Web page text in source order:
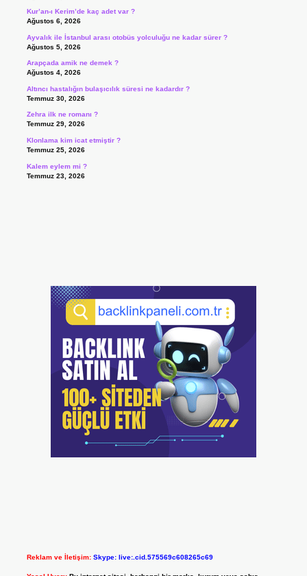
Kur’an-ı Kerim’de kaç adet var ?
Ağustos 6, 2026
Ayvalık ile İstanbul arası otobüs yolculuğu ne kadar sürer ?
Ağustos 5, 2026
Arapçada amik ne demek ?
Ağustos 4, 2026
Altıncı hastalığın bulaşıcılık süresi ne kadardır ?
Temmuz 30, 2026
Zehra ilk ne romanı ?
Temmuz 29, 2026
Klonlama kim icat etmiştir ?
Temmuz 25, 2026
Kalem eylem mi ?
Temmuz 23, 2026
Reklam ve İletişim: Skype: live:.cid.575569c608265c69